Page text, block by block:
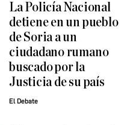
La Policía Nacional
detiene en un pueblo
de Soria a un
ciudadano rumano
buscado por la
Justicia de su país
El Debate